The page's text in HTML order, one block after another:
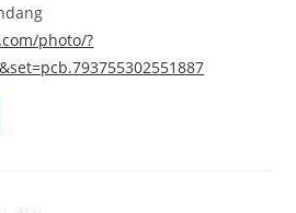
photo/?